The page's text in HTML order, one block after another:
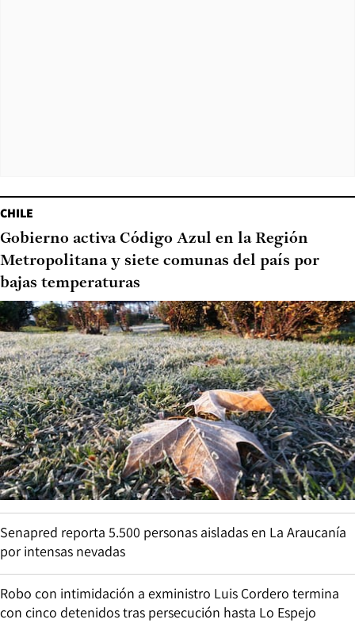
CHILE
Gobierno activa Código Azul en la Región
Metropolitana y siete comunas del país por
bajas temperaturas
Senapred reporta 5.500 personas aisladas en La Araucanía
por intensas nevadas
Robo con intimidación a exministro Luis Cordero termina
con cinco detenidos tras persecución hasta Lo Espejo